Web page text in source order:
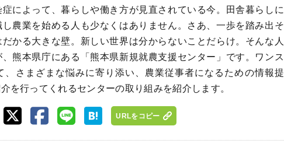
によって、暮らしや働き方が見直されている今。田舎暮らしに
農業を始める人も少なくはありません。さあ、一歩を踏み出そ
かる大きな壁。新しい世界は分からないことだらけ。そんな人
熊本県庁にある「熊本県新規就農支援センター」です。ワンス
、さまざまな悩みに寄り添い、農業従事者になるための情報提
を行ってくれるセンターの取り組みを紹介します。
URLをコピー